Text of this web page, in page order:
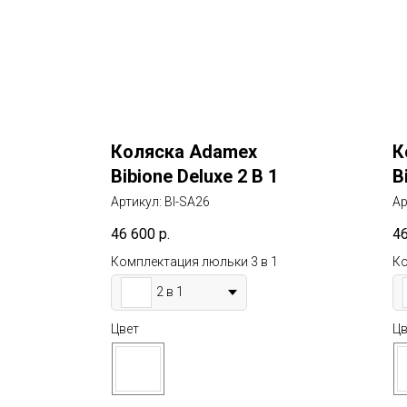
Коляска Adamex
Bibione Deluxe 2 В 1
Артикул: BI-SA26
46 600 р.
Комплектация люльки 3 в 1
2 в 1
Цвет